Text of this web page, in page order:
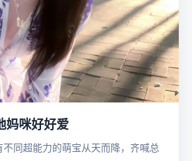
妈咪好好爱
同超能力的萌宝从天而降，齐喊总